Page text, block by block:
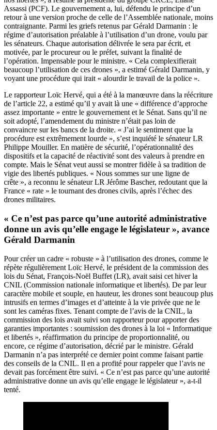
Assassi (PCF). Le gouvernement a, lui, défendu le principe d’un
retour à une version proche de celle de l’Assemblée nationale, moins
contraignante. Parmi les griefs retenus par Gérald Darmanin : le
régime d’autorisation préalable à l’utilisation d’un drone, voulu par
les sénateurs. Chaque autorisation délivrée le sera par écrit, et
motivée, par le procureur ou le préfet, suivant la finalité de
l’opération. Impensable pour le ministre. « Cela complexifierait
beaucoup l’utilisation de ces drones », a estimé Gérald Darmanin, y
voyant une procédure qui irait « alourdir le travail de la police ».
Le rapporteur Loïc Hervé, qui a été à la manœuvre dans la réécriture
de l’article 22, a estimé qu’il y avait là une « différence d’approche
assez importante » entre le gouvernement et le Sénat. Sans qu’il ne
soit adopté, l’amendement du ministre n’était pas loin de
convaincre sur les bancs de la droite. « J’ai le sentiment que la
procédure est extrêmement lourde », s’est inquiété le sénateur LR
Philippe Mouiller. En matière de sécurité, l’opérationnalité des
dispositifs et la capacité de réactivité sont des valeurs à prendre en
compte. Mais le Sénat veut aussi se montrer fidèle à sa tradition de
vigie des libertés publiques. « Nous sommes sur une ligne de
crête », a reconnu le sénateur LR Jérôme Bascher, redoutant que la
France « rate » le tournant des drones civils, après l’échec des
drones militaires.
« Ce n’est pas parce qu’une autorité administrative
donne un avis qu’elle engage le législateur », avance
Gérald Darmanin
Pour créer un cadre « robuste » à l’utilisation des drones, comme le
répète régulièrement Loïc Hervé, le président de la commission des
lois du Sénat, François-Noël Buffet (LR), avait saisi cet hiver la
CNIL (Commission nationale informatique et libertés). De par leur
caractère mobile et souple, en hauteur, les drones sont beaucoup plus
intrusifs en termes d’images et d’atteinte à la vie privée que ne le
sont les caméras fixes. Tenant compte de l’avis de la CNIL, la
commission des lois avait suivi son rapporteur pour apporter des
garanties importantes : soumission des drones à la loi « Informatique
et libertés », réaffirmation du principe de proportionnalité, ou
encore, ce régime d’autorisation, décrié par le ministre. Gérald
Darmanin n’a pas interprété ce dernier point comme faisant partie
des conseils de la CNIL. Il en a profité pour rappeler que l’avis ne
devait pas forcément être suivi. « Ce n’est pas parce qu’une autorité
administrative donne un avis qu’elle engage le législateur », a-t-il
tenté.